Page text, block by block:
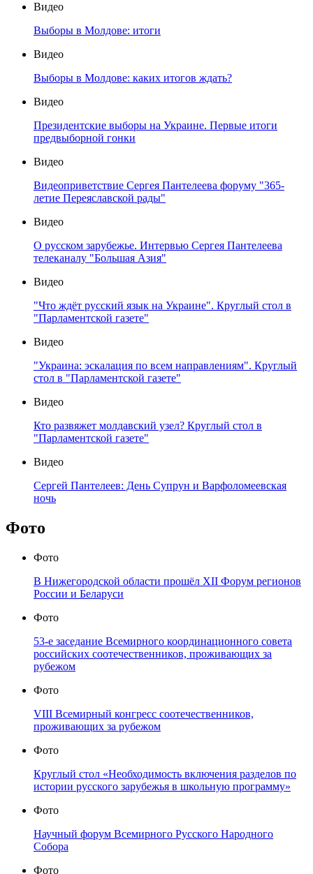
Видео
Выборы в Молдове: итоги
Видео
Выборы в Молдове: каких итогов ждать?
Видео
Президентские выборы на Украине. Первые итоги
предвыборной гонки
Видео
Видеоприветствие Сергея Пантелеева форуму "365-
летие Переяславской рады"
Видео
О русском зарубежье. Интервью Сергея Пантелеева
телеканалу "Большая Азия"
Видео
"Что ждёт русский язык на Украине". Круглый стол в
"Парламентской газете"
Видео
"Украина: эскалация по всем направлениям". Круглый
стол в "Парламентской газете"
Видео
Кто развяжет молдавский узел? Круглый стол в
"Парламентской газете"
Видео
Сергей Пантелеев: День Супрун и Варфоломеевская
ночь
Фото
Фото
В Нижегородской области прошёл XII Форум регионов
России и Беларуси
Фото
53-е заседание Всемирного координационного совета
российских соотечественников, проживающих за
рубежом
Фото
VIII Всемирный конгресс соотечественников,
проживающих за рубежом
Фото
Круглый стол «Необходимость включения разделов по
истории русского зарубежья в школьную программу»
Фото
Научный форум Всемирного Русского Народного
Собора
Фото